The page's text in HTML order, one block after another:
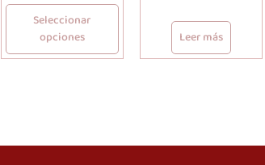
Seleccionar
opciones
Leer más